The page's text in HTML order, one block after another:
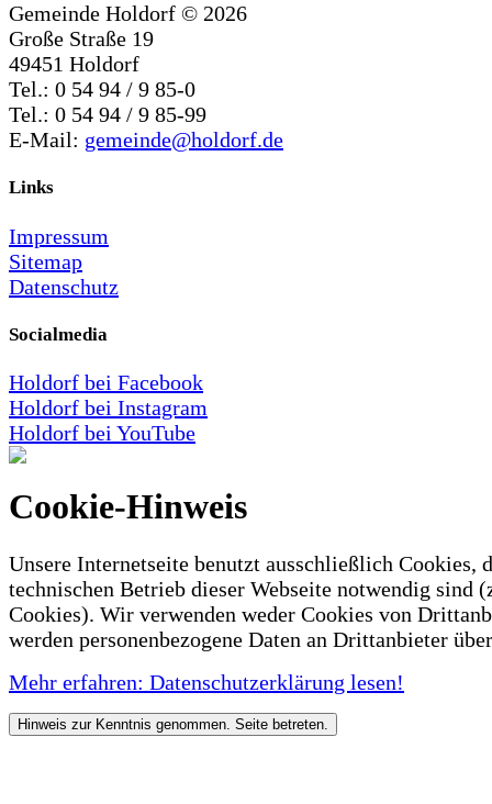
Gemeinde Holdorf © 2026
Große Straße 19
49451 Holdorf
Tel.: 0 54 94 / 9 85-0
Tel.: 0 54 94 / 9 85-99
E-Mail: gemeinde@holdorf.de
Links
Impressum
Sitemap
Datenschutz
Socialmedia
Holdorf bei Facebook
Holdorf bei Instagram
Holdorf bei YouTube
Cookie-Hinweis
Unsere Internetseite benutzt ausschließlich Cookies,
technischen Betrieb dieser Webseite notwendig sind
Cookies). Wir verwenden weder Cookies von
werden personenbezogene Daten an Drittanbieter
Mehr erfahren: Datenschutzerklärung lesen!
Hinweis zur Kenntnis genommen. Seite betreten.